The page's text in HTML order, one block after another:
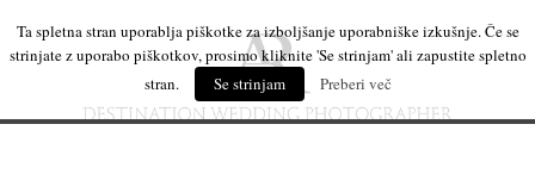
Ta spletna stran uporablja piškotke za izboljšanje uporabniške izkušnje. Če se
strinjate z uporabo piškotkov, prosimo kliknite 'Se strinjam' ali zapustite spletno
stran.
Se strinjam Preberi več